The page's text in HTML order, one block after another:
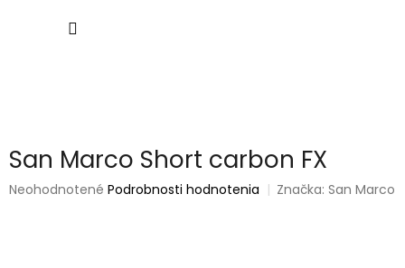
San Marco Short carbon FX
Priemerné
Neohodnotené Podrobnosti hodnotenia Značka:San Marco